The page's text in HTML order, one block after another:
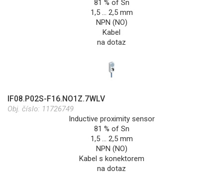
81 % of Sn
1,5 … 2,5 mm
NPN (NO)
Kabel
na dotaz
IF08.P02S-F16.NO1Z.7WLV
Obj. číslo: 11726749
Inductive proximity sensor
81 % of Sn
1,5 … 2,5 mm
NPN (NO)
Kabel s konektorem
na dotaz